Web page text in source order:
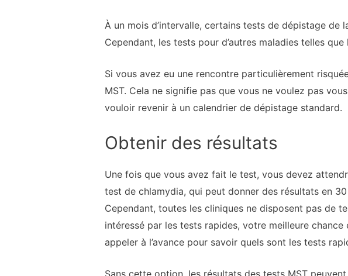
À un mois d’intervalle, certains tests de dépistage
Cependant, les tests pour d’autres maladies telles
Si vous avez eu une rencontre particulièrement
MST. Cela ne signifie pas que vous ne voulez pas
vouloir revenir à un calendrier de dépistage standard.
Obtenir des résultats
Une fois que vous avez fait le test, vous devez
test de chlamydia, qui peut donner des résultats en
Cependant, toutes les cliniques ne disposent pas de
intéressé par les tests rapides, votre meilleure
appeler à l’avance pour savoir quels sont les tests